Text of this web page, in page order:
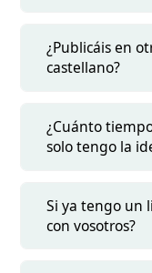
¿Publicáis en
castellano?
¿Cuánto
solo tengo la
Si ya tengo un
con vosotros?